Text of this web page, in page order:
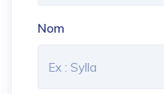
Nom